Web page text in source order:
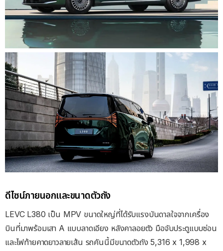
ดีไซน์ภายนอกและขนาดตัวถัง
LEVC L380 เป็น MPV ขนาดใหญ่ที่ได้รับแรงบันดาลใจจากเครื่อง
บินที่มาพร้อมเสา A แบบลาดเอียง หลังคาลอยตัว มือจับประตูแบบซ่อน
และไฟท้ายคาดยาวลายเส้น รถคันนี้มีขนาดตัวถัง 5,316 x 1,998 x